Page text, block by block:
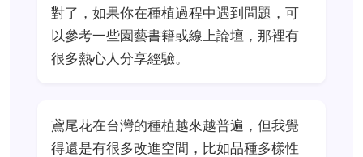
對了，如果你在種植過程中遇到問題，可
以參考一些園藝書籍或線上論壇，那裡有
很多熱心人分享經驗。
鳶尾花在台灣的種植越來越普遍，但我覺
得還是有很多改進空間，比如品種多樣性